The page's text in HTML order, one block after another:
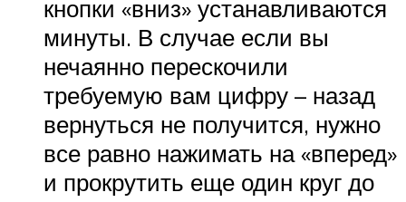
кнопки «вниз» устанавливаются
минуты. В случае если вы
нечаянно перескочили
требуемую вам цифру – назад
вернуться не получится, нужно
все равно нажимать на «вперед»
и прокрутить еще один круг до